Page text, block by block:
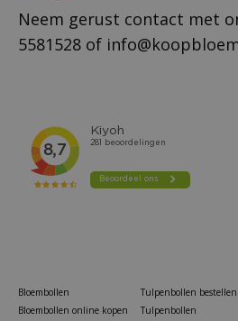
Neem gerust contact met
5581528 of
Bloembollen
Bloembollen online kopen
Tulpenbollen bestellen
Tulpenbollen